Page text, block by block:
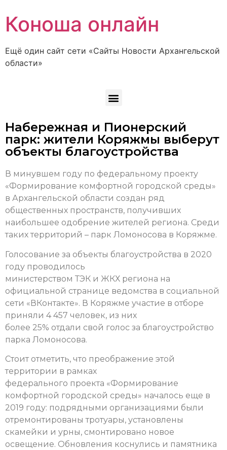
Коноша онлайн
Ещё один сайт сети «Сайты Новости Архангельской
области»
Набережная и Пионерский
парк: жители Коряжмы выберут
объекты благоустройства
В минувшем году по федеральному проекту
«Формирование комфортной городской среды»
в Архангельской области создан ряд
общественных пространств, получивших
наибольшее одобрение жителей региона. Среди
таких территорий – парк Ломоносова в Коряжме.
Голосование за объекты благоустройства в 2020
году проводилось
министерством ТЭК и ЖКХ региона на
официальной странице ведомства в социальной
сети «ВКонтакте». В Коряжме участие в отборе
приняли 4 457 человек, из них
более 25% отдали свой голос за благоустройство
парка Ломоносова.
Стоит отметить, что преображение этой
территории в рамках
федерального проекта «Формирование
комфортной городской среды» началось еще в
2019 году: подрядными организациями были
отремонтированы тротуары, установлены
скамейки и урны, смонтировано новое
освещение. Обновления коснулись и памятника